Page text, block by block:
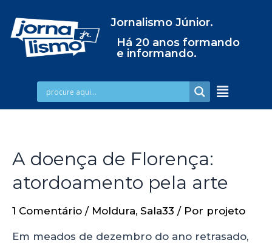
Jornalismo Júnior.
Há 20 anos formando
e informando.
A doença de Florença:
atordoamento pela arte
1 Comentário / Moldura, Sala33 / Por projeto
Em meados de dezembro do ano retrasado,